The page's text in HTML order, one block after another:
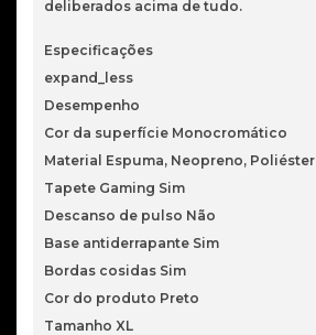
deliberados acima de tudo.
Especificações
expand_less
Desempenho
Cor da superfície Monocromático
Material Espuma, Neopreno, Poliéster
Tapete Gaming Sim
Descanso de pulso Não
Base antiderrapante Sim
Bordas cosidas Sim
Cor do produto Preto
Tamanho XL